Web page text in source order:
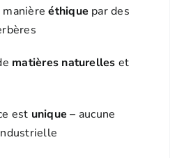
manièreéthique par des
matières naturelles et
est unique – aucune